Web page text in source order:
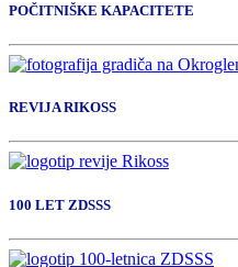
POČITNIŠKE KAPACITETE
REVIJA RIKOSS
100 LET ZDSSS